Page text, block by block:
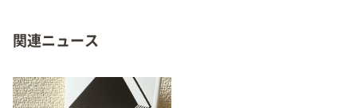
関連ニュース